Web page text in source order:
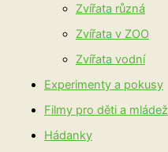
Zvířata různá
Zvířata v ZOO
Zvířata vodní
Experimenty a pokusy
Filmy pro děti a mládež
Hádanky